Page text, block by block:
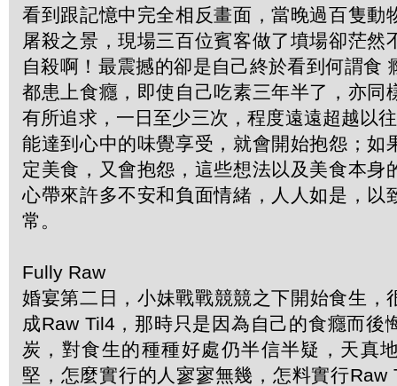
看到跟記憶中完全相反畫面，當晚過百隻動
屠殺之景，現場三百位賓客做了墳場卻茫然
自殺啊！最震撼的卻是自己終於看到何謂食
都患上食癮，即使自己吃素三年半了，亦同
有所追求，一日至少三次，程度遠遠超越以
能達到心中的味覺享受，就會開始抱怨；如
定美食，又會抱怨，這些想法以及美食本身
心帶來許多不安和負面情緒，人人如是，以
常。
Fully Raw
婚宴第二日，小妹戰戰競競之下開始食生，
成Raw Til4，那時只是因為自己的食癮而後
炭，對食生的種種好處仍半信半疑，天真
堅，怎麼實行的人寥寥無幾，怎料實行Raw